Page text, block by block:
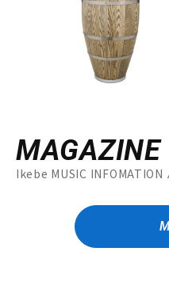
MAGAZINE
Ikebe MUSIC INFOMATION